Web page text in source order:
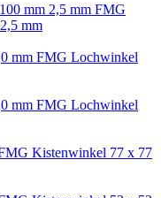
FMG
mm
FMG Lochwinkel
FMG Lochwinkel
Kistenwinkel 77 x 77